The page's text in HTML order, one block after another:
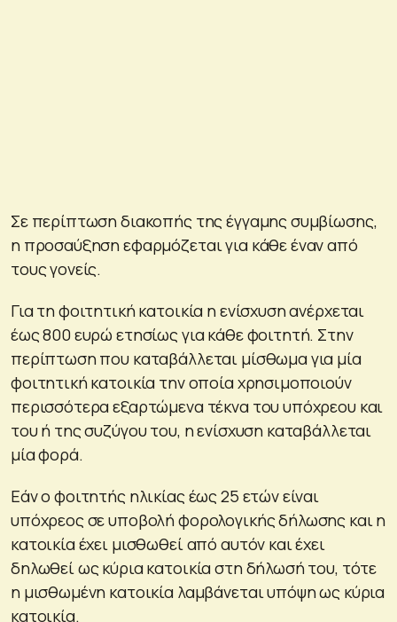
Σε περίπτωση διακοπής της έγγαμης συμβίωσης,
η προσαύξηση εφαρμόζεται για κάθε έναν από
τους γονείς.
Για τη φοιτητική κατοικία η ενίσχυση ανέρχεται
έως 800 ευρώ ετησίως για κάθε φοιτητή. Στην
περίπτωση που καταβάλλεται μίσθωμα για μία
φοιτητική κατοικία την οποία χρησιμοποιούν
περισσότερα εξαρτώμενα τέκνα του υπόχρεου και
του ή της συζύγου του, η ενίσχυση καταβάλλεται
μία φορά.
Εάν ο φοιτητής ηλικίας έως 25 ετών είναι
υπόχρεος σε υποβολή φορολογικής δήλωσης και η
κατοικία έχει μισθωθεί από αυτόν και έχει
δηλωθεί ως κύρια κατοικία στη δήλωσή του, τότε
η μισθωμένη κατοικία λαμβάνεται υπόψη ως κύρια
κατοικία.